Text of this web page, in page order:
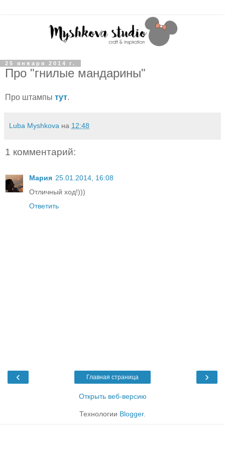
25 января 2014 г.
Про "гнилые мандарины"
Про штампы тут.
Luba Myshkova на 12:48
1 комментарий:
Мария 25.01.2014, 16:08
Отличный ход!)))
Ответить
‹ ›
Главная страница
Открыть веб-версию
Технологии Blogger.